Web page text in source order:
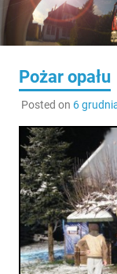
Pożar opału
Posted on 6